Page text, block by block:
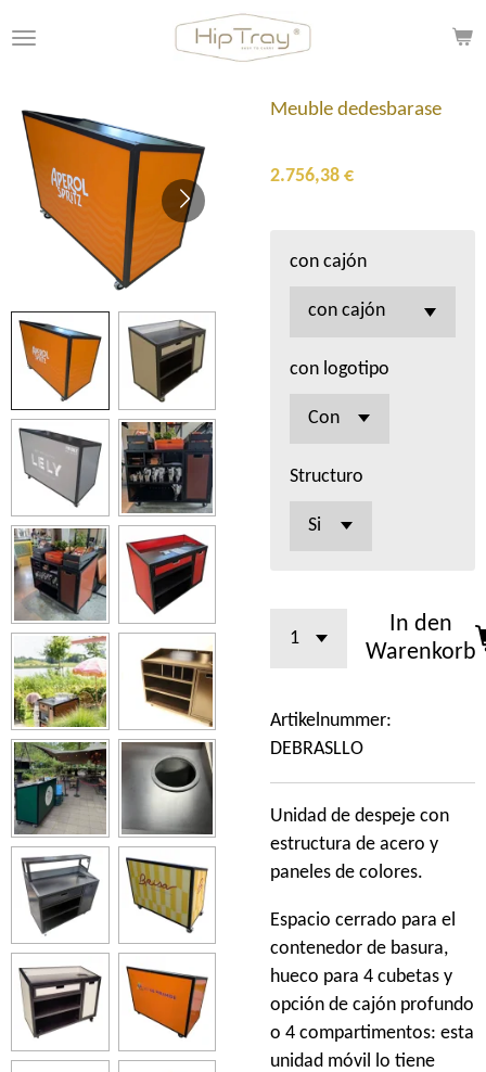
Hauptinhalt
Meuble dedesbarase
2.756,38 €
con cajón
con logotipo
Structuro
In den
Warenkorb
Artikelnummer:
DEBRASLLO
Unidad de despeje con
estructura de acero y
paneles de colores.
Espacio cerrado para el
contenedor de basura,
hueco para 4 cubetas y
opción de cajón profundo
o 4 compartimentos: esta
unidad móvil lo tiene